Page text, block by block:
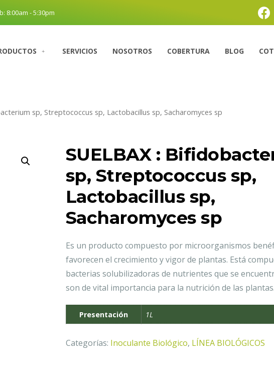
8:00am - 5:30pm
SERVICIOS NOSOTROS COBERTURA BLOG
sp, Streptococcus sp, Lactobacillus sp, Sacharomyces sp
SUELBAX :
sp, Streptococcus sp,
Lactobacillus sp,
Sacharomyces sp
Es un producto compuesto por microorganismos
favorecen el crecimiento y vigor de plantas. Está
bacterias solubilizadoras de nutrientes que se
son de vital importancia para la nutrición de las plantas.
Presentación 1L
Categorías: Inoculante Biológico, LÍNEA BIOLÓGICOS